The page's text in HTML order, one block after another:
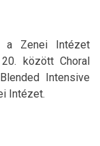
a Zenei Intézet
között Choral
Intensive
Intézet.